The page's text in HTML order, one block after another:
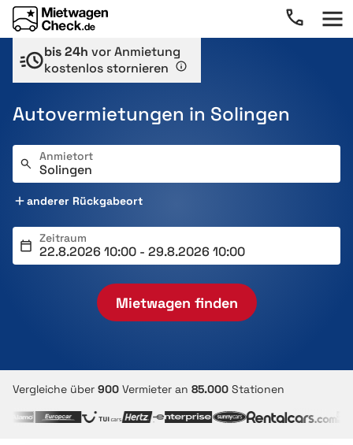
bis 24h vor Anmietung
kostenlos stornieren
Autovermietungen in Solingen
Anmietort
anderer Rückgabeort
Zeitraum
Mietwagen finden
Vergleiche über 900 Vermieter an 85.000 Stationen